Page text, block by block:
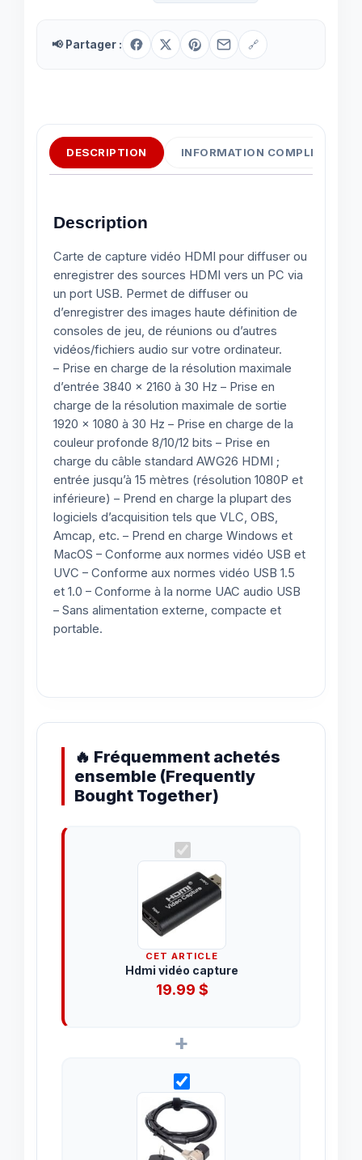
📢 Partager : 🔗
DESCRIPTION INFORMATION
Description
Carte de capture vidéo HDMI pour diffuser ou
enregistrer des sources HDMI vers un PC via
un port USB. Permet de diffuser ou
d’enregistrer des images haute définition de
consoles de jeu, de réunions ou d’autres
vidéos/fichiers audio sur votre ordinateur.
– Prise en charge de la résolution maximale
d’entrée 3840 x 2160 à 30 Hz – Prise en
charge de la résolution maximale de sortie
1920 x 1080 à 30 Hz – Prise en charge de la
couleur profonde 8/10/12 bits – Prise en
charge du câble standard AWG26 HDMI ;
entrée jusqu’à 15 mètres (résolution 1080P et
inférieure) – Prend en charge la plupart des
logiciels d’acquisition tels que VLC, OBS,
Amcap, etc. – Prend en charge Windows et
MacOS – Conforme aux normes vidéo USB et
UVC – Conforme aux normes vidéo USB 1.5
et 1.0 – Conforme à la norme UAC audio USB
– Sans alimentation externe, compacte et
portable.
🔥 Fréquemment achetés
ensemble (Frequently
Bought Together)
CET ARTICLE
Hdmi vidéo capture
19.99 $
+